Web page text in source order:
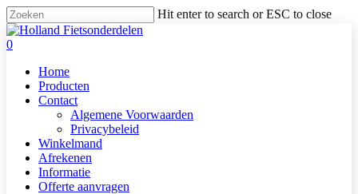
Skip
to
main
Hit enter to search or ESC to close
Close
Search
search
0
Home
Producten
Contact
Algemene Voorwaarden
Privacybeleid
Winkelmand
Afrekenen
Informatie
Offerte aanvragen